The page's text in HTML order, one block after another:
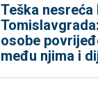
Teška nesreća
osobe
među njima i